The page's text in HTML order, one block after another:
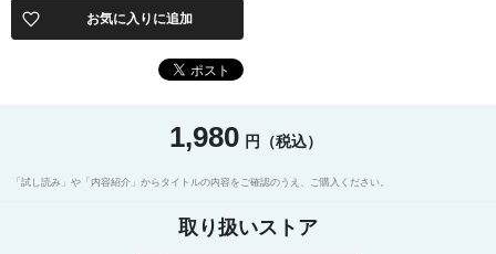
お気に入りに追加
1,980 円（税込）
「試し読み」や「内容紹介」からタイトルの内容をご確認のうえ、ご購入ください。
取り扱いストア